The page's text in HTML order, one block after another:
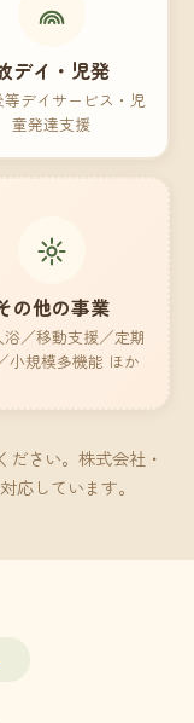
デイ・児発
デイサービス・児
童発達支援
の他の事業
浴／移動支援／定期
小規模多機能 ほか
さい。株式会社・
応しています。